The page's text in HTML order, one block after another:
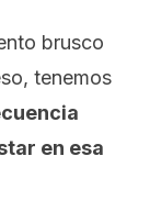
brusco
tenemos
en esa